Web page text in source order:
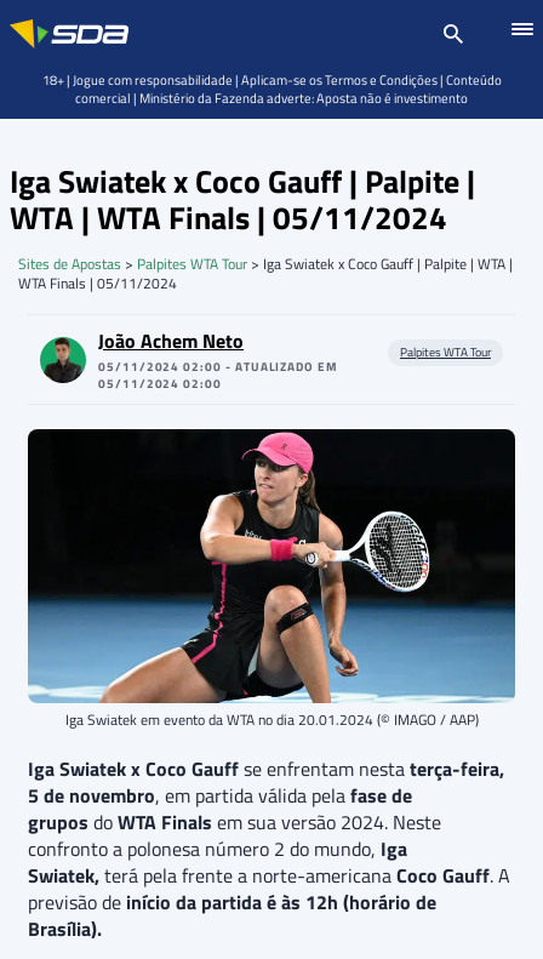
Iga Swiatek x Coco Gauff | Palpite |
WTA | WTA Finals | 05/11/2024
Sites de Apostas > Palpites WTA Tour > Iga Swiatek x Coco Gauff | Palpite | WTA |
WTA Finals | 05/11/2024
João Achem Neto
05/11/2024 02:00 - ATUALIZADO EM
05/11/2024 02:00
Palpites WTA Tour
Iga Swiatek em evento da WTA no dia 20.01.2024 (© IMAGO / AAP)
Iga Swiatek x Coco Gauffse enfrentam nestaterça-feira,
5 de novembro, em partida válida pelafase de
grupos doWTA Finals em sua versão 2024. Neste
confronto a polonesa número 2 do mundo, Iga
Swiatek,terá pela frente a norte-americanaCoco Gauff. A
previsão de início da partida é às 12h (horário de
Brasília).
18+ | Jogue com responsabilidade | Aplicam-se os Termos e Condições | Conteúdo
comercial | Ministério da Fazenda adverte: Aposta não é investimento